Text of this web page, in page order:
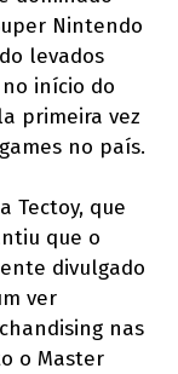
Nintendo
levados
início do
primeira vez
no país.
Tectoy, que
que o
divulgado
ver
nas
o Master